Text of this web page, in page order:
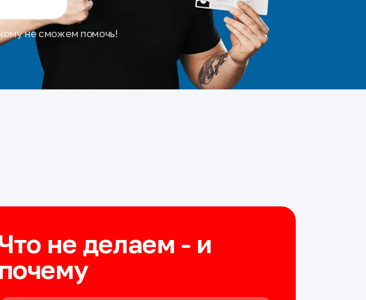
не сможем помочь!
не делаем - и
почему